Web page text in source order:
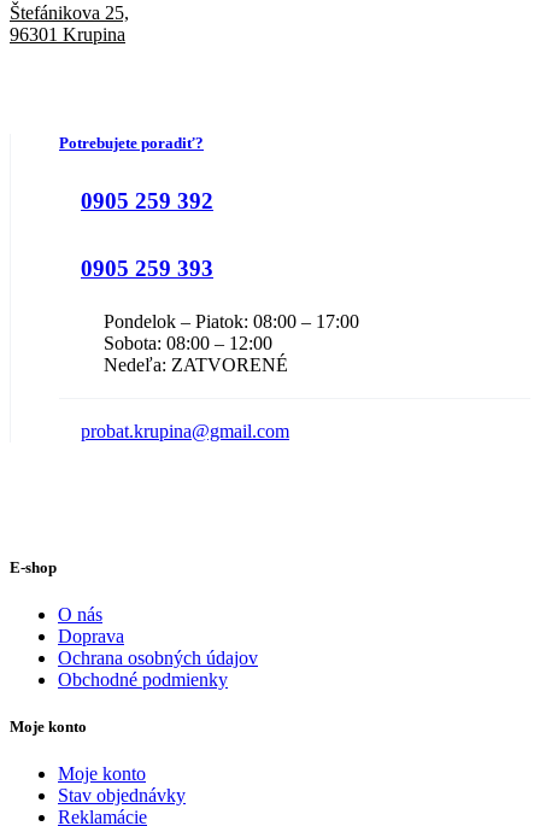
Štefánikova 25,
96301 Krupina
Potrebujete poradiť?
0905 259 392
0905 259 393
Pondelok – Piatok: 08:00 – 17:00
Sobota: 08:00 – 12:00
Nedeľa: ZATVORENÉ
probat.krupina@gmail.com
E-shop
O nás
Doprava
Ochrana osobných údajov
Obchodné podmienky
Moje konto
Moje konto
Stav objednávky
Reklamácie